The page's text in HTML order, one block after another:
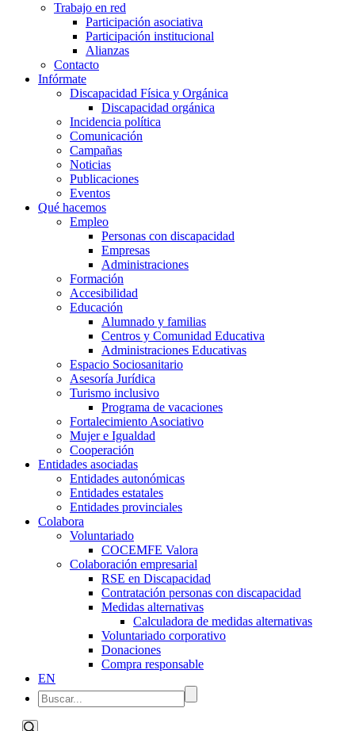
Trabajo en red
Participación asociativa
Participación institucional
Alianzas
Contacto
Infórmate
Discapacidad Física y Orgánica
Discapacidad orgánica
Incidencia política
Comunicación
Campañas
Noticias
Publicaciones
Eventos
Qué hacemos
Empleo
Personas con discapacidad
Empresas
Administraciones
Formación
Accesibilidad
Educación
Alumnado y familias
Centros y Comunidad Educativa
Administraciones Educativas
Espacio Sociosanitario
Asesoría Jurídica
Turismo inclusivo
Programa de vacaciones
Fortalecimiento Asociativo
Mujer e Igualdad
Cooperación
Entidades asociadas
Entidades autonómicas
Entidades estatales
Entidades provinciales
Colabora
Voluntariado
COCEMFE Valora
Colaboración empresarial
RSE en Discapacidad
Contratación personas con discapacidad
Medidas alternativas
Calculadora de medidas alternativas
Voluntariado corporativo
Donaciones
Compra responsable
EN